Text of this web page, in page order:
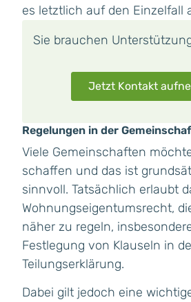
es letztlich auf den Einzelfall
Sie brauchen
Jetzt Kontakt
Regelungen in der
Viele Gemeinschaften
schaffen und das ist
sinnvoll. Tatsächlich erlaubt
Wohnungseigentumsrecht,
näher zu regeln,
Festlegung von Klauseln in
Teilungserklärung.
Dabei gilt jedoch eine